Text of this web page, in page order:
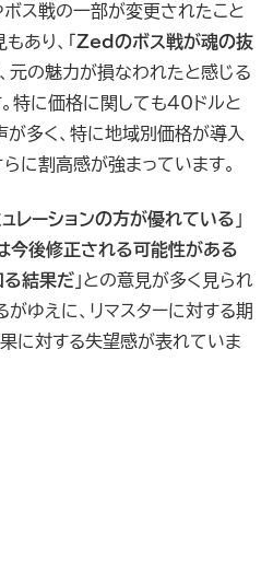
ボス戦の一部が変更されたこと
あり、「 Zedのボス戦が魂の抜
、元の魅力が損なわれたと感じる
特に価格に関しても40ドルと
が多く、特に地域別価格が導入
に割高感が強まっています。
ュレーションの方が優れている 」
今後修正される可能性がある
る結果だ 」との意見が多く見られ
がゆえに、リマスターに対する期
に対する失望感が表れていま